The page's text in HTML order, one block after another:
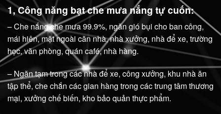
1, Công năng bạt che mưa nắng tự cuốn:
– Che nắng che mưa 99.9%, ngăn gió bụi cho ban công,
mái hiên, mặt ngoài căn nhà, nhà xưởng, nhà để xe, trường
học, văn phòng, quán café, nhà hàng.
– Ngăn tạm trong các nhà để xe, công xưởng, khu nhà ăn
tập thể, che chắn các gian hàng trong các trung tâm thương
mại, xưởng chế biến, kho bảo quản thực phẩm.